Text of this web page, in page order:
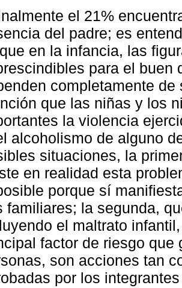
el 21%
del padre; es
en la infancia, las
para el buen
completamente
que las niñas y los
la violencia
alcoholismo de alguno
situaciones, la
en realidad esta
porque sí
familiares; la segunda,
el maltrato
factor de riesgo
son acciones tan
por los